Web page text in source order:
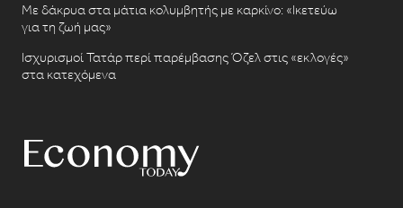
Με δάκρυα στα μάτια κολυμβητής με καρκίνο: «Ικετεύω
για τη ζωή μας»
Ισχυρισμοί Τατάρ περί παρέμβασης Όζελ στις «εκλογές»
στα κατεχόμενα